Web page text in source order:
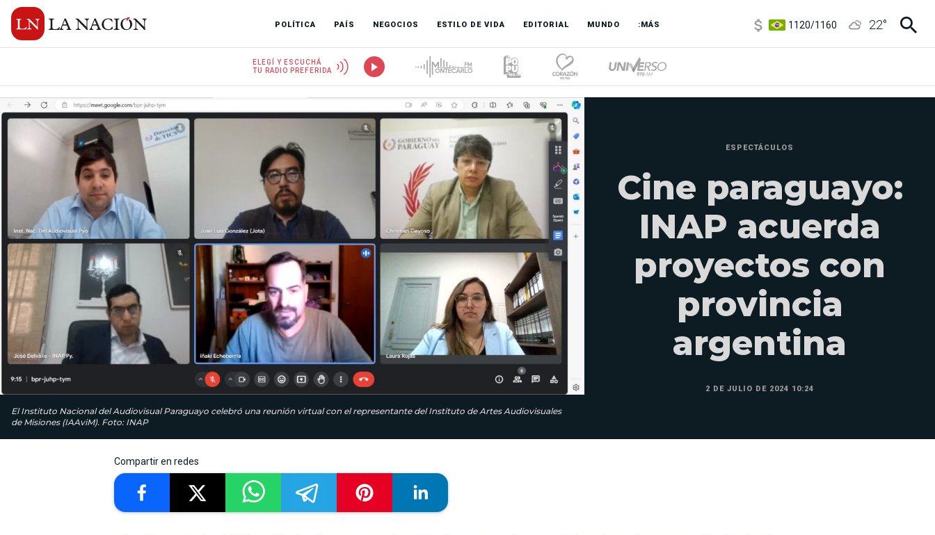
POLÍTICA PAÍS NEGOCIOS ESTILO DE VIDA EDITORIAL MUNDO :MÁS
3,6/3,9
22°
ELEGÍ Y ESCUCHÁ
TU RADIO PREFERIDA
El Instituto Nacional del Audiovisual Paraguayo celebró una reunión virtual con el representante del Instituto de Artes Audiovisuales
de Misiones (IAAviM). Foto: INAP
ESPECTÁCULOS
Cine paraguayo:
INAP acuerda
proyectos con
provincia
argentina
2 DE JULIO DE 2024 10:24
Compartir en redes